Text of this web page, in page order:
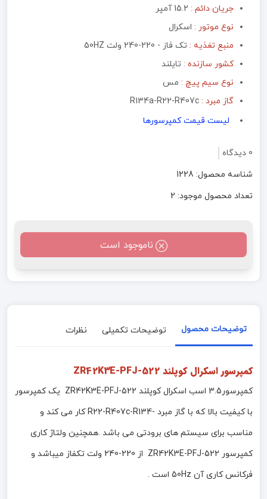
جریان دائم : 15.2 آمپر
نوع موتور :‌ اسکرال
منبع تغذیه :‌ تک فاز - 220-240 ولت 50HZ
کشور سازنده : تایلند
نوع سیم پیچ : مس
گاز مبرد :
لیست قیمت کمپرسورها
0 دیدگاه
شناسه محصول: 1228
تعداد محصول موجود: 2
ناموجود است
توضیحات محصول توضیحات تکمیلی نظرات
کمپرسور اسکرال کوپلند ZR42K3E-PFJ-522
کمپرسور3.5 اسب اسکرال کوپلند ZR42K3E-PFJ-522 یک کمپرسور
با کیفیت بالا که با گاز مبرد -R22-R407c-R134 کار می کند و
مناسب برای سیستم های برودتی می باشد .همچنین ولتاژ کاری
کمپرسور ZR42K3E-PFJ-522 از 220-240 ولت تکفاز میباشد و
فرکانس کاری آن 50Hz است .